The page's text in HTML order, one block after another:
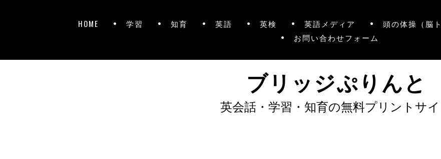
HOME 学習 知育 英語 英検 英語メディア 頭の体操（脳
お問い合わせフォーム
ブリッジぷりんと
英会話・学習・知育の無料プリントサイ